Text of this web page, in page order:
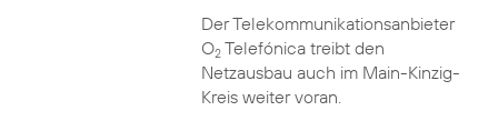
Der Telekommunikationsanbieter
O2Telefónica treibt den
Netzausbau auch im Main-Kinzig-
Kreis weiter voran.